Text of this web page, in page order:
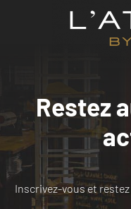
Restez
Inscrivez-vous et